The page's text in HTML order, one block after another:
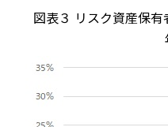
図表３ リスク資産保